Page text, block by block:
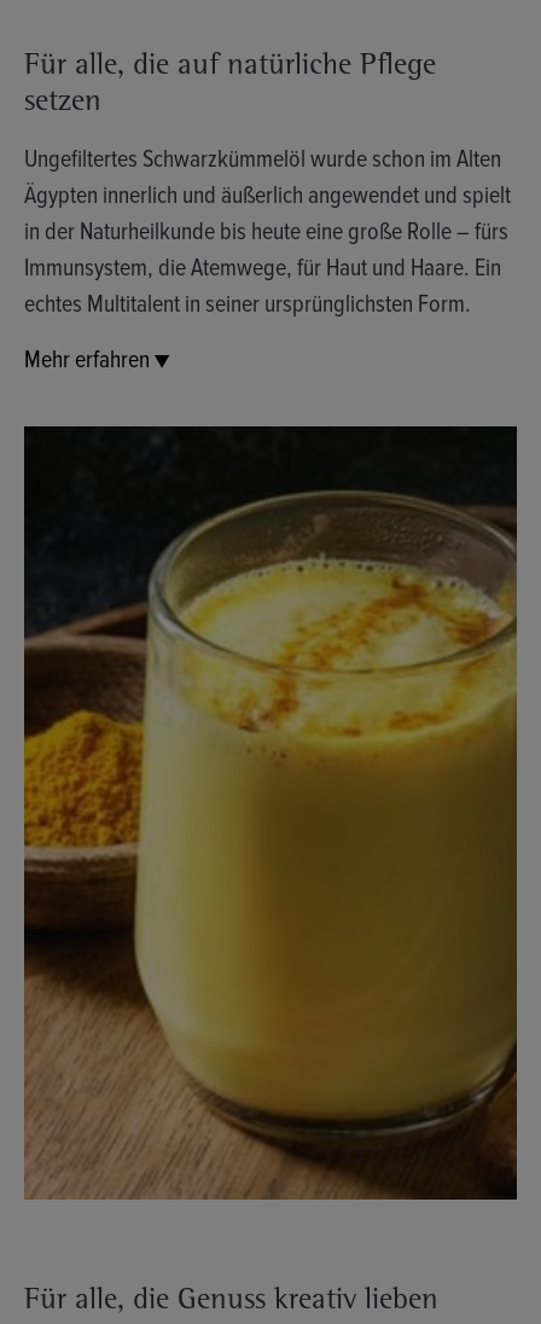
Für alle, die auf natürliche Pflege
setzen
Ungefiltertes Schwarzkümmelöl wurde schon im Alten
Ägypten innerlich und äußerlich angewendet und spielt
in der Naturheilkunde bis heute eine große Rolle – fürs
Immunsystem, die Atemwege, für Haut und Haare. Ein
echtes Multitalent in seiner ursprünglichsten Form.
Mehr erfahren ▼
Für alle, die Genuss kreativ lieben